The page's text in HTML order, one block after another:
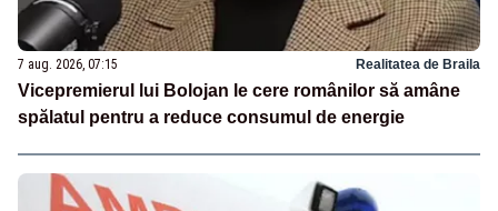
7 aug. 2026, 07:15 Realitatea de Braila
Vicepremierul lui Bolojan le cere românilor să amâne
spălatul pentru a reduce consumul de energie